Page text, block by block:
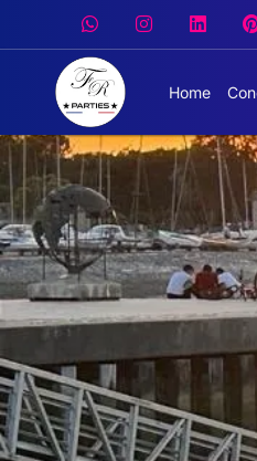
Home
The Best
Tropez